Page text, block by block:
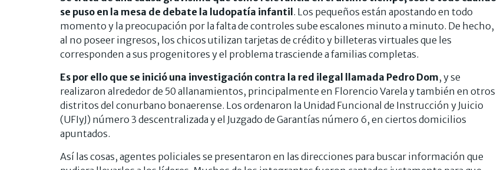
se puso en la mesa de debate la ludopatía infantil . Los pequeños están apostando en todo
momento y la preocupación por la falta de controles sube escalones minuto a minuto. De hecho,
al no poseer ingresos, los chicos utilizan tarjetas de crédito y billeteras virtuales que les
corresponden a sus progenitores y el problema trasciende a familias completas.
Es por ello que se inició una investigación contra la red ilegal llamada Pedro Dom, y se
realizaron alrededor de 50 allanamientos, principalmente en Florencio Varela y también en otros
distritos del conurbano bonaerense. Los ordenaron la Unidad Funcional de Instrucción y Juicio
(UFIyJ) número 3 descentralizada y el Juzgado de Garantías número 6, en ciertos domicilios
apuntados.
Así las cosas, agentes policiales se presentaron en las direcciones para buscar información que